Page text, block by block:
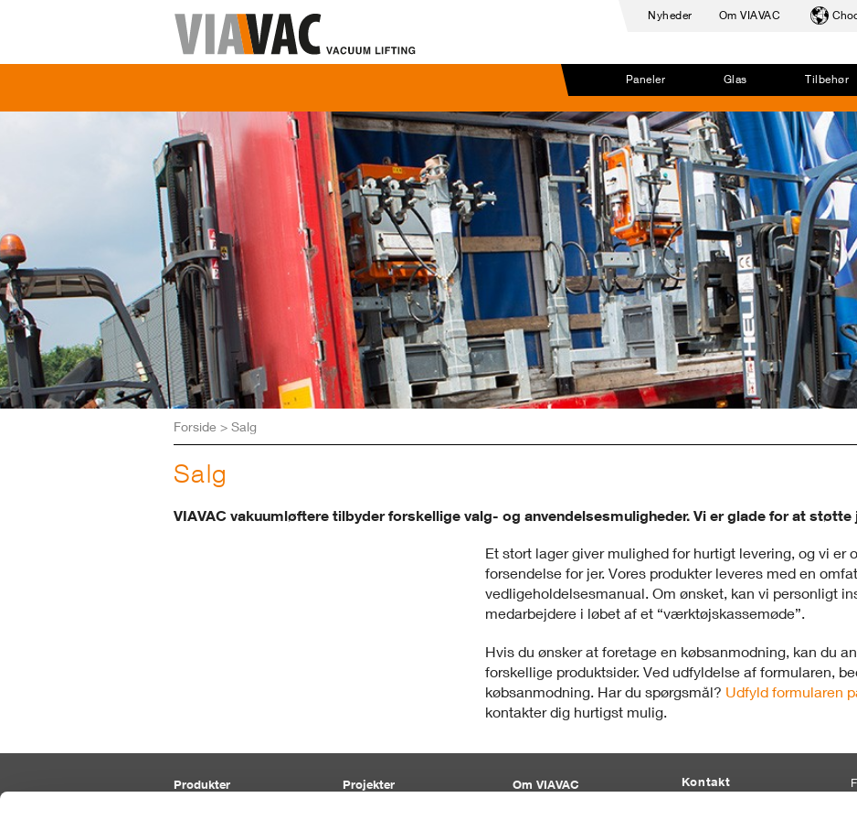
Nyheder Om VIAVAC
Paneler Glas Tilbehør
Forside > Salg
Salg
VIAVAC vakuumløftere tilbyder forskellige valg- og anvendelsesmuligheder. Vi er glade for at
Et stort lager giver mulighed for hurtigt levering, og vi er
forsendelse for jer. Vores produkter leveres med en
vedligeholdelsesmanual. Om ønsket, kan vi personligt
medarbejdere i løbet af et “værktøjskassemøde”.
Hvis du ønsker at foretage en købsanmodning, kan du
forskellige produktsider. Ved udfyldelse af formularen,
købsanmodning. Har du spørgsmål? Udfyld formularen
kontakter dig hurtigst mulig.
Produkter
Projekter
Om VIAVAC
Kontakt